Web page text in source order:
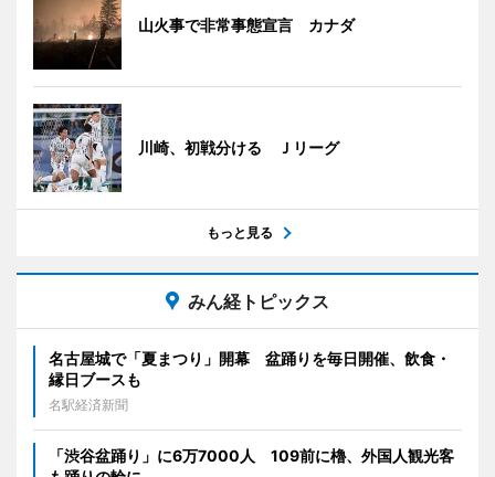
山火事で非常事態宣言 カナダ
川崎、初戦分ける Ｊリーグ
もっと見る
みん経トピックス
名古屋城で「夏まつり」開幕 盆踊りを毎日開催、飲食・
縁日ブースも
名駅経済新聞
「渋谷盆踊り」に6万7000人 109前に櫓、外国人観光客